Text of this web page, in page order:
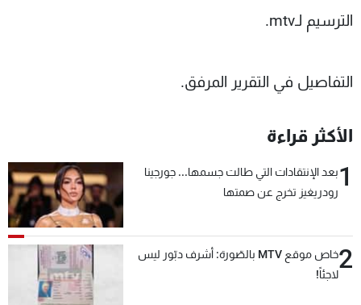
الترسيم لـmtv.
التفاصيل في التقرير المرفق.
الأكثر قراءة
1بعد الإنتقادات التي طالت جسمها... جورجينا
رودريغيز تخرج عن صمتها
2
خاص موقع MTV بالصّورة: أشرف دبّور ليس
لاجئاً!
البرامج
الترددات
عن MTV
لاعلاناتكم
شروط الإسـتخدام
سياسة الخصوصية